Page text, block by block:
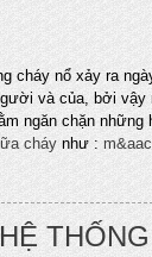
cháy nổ xảy ra
và của, bởi vậy
ngăn chặn những
cháy như :